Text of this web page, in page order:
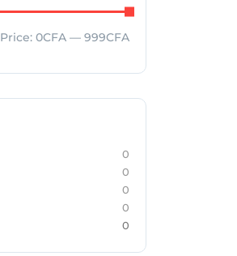
Price: 0CFA — 999CFA
0
0
0
0
0